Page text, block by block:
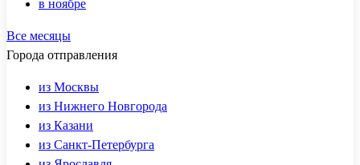
в ноябре
Все месяцы
Города отправления
из Москвы
из Нижнего Новгорода
из Казани
из Санкт-Петербурга